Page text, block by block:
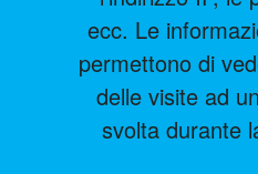
ecc. Le
permettono di
delle visite ad
svolta durante